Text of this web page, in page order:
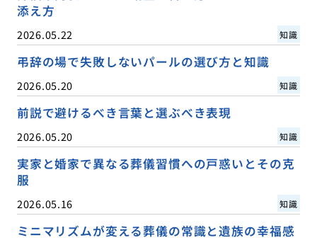
添え方
2026.05.22 知識
弔辞の場で失敗しないパールの選び方と知識
2026.05.20 知識
前説で避けるべき言葉と選ぶべき表現
2026.05.20 知識
実家と婚家で異なる葬儀習慣への戸惑いとその克
服
2026.05.16 知識
ミニマリズムが変える葬儀の常識と遺族の幸福感